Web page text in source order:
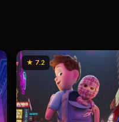
★ 7.2